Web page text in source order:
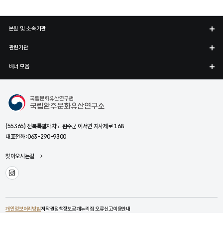
본원 및 소속기관
관련기관
배너 모음
국립완주문화유산연구소
(55365) 전북특별자치도 완주군 이서면 지사제로 168
대표전화 :063-290-9300
찾아오시는길
인스타그램
개인정보처리방침저작권정책정보공개누리집 오류신고이용안내